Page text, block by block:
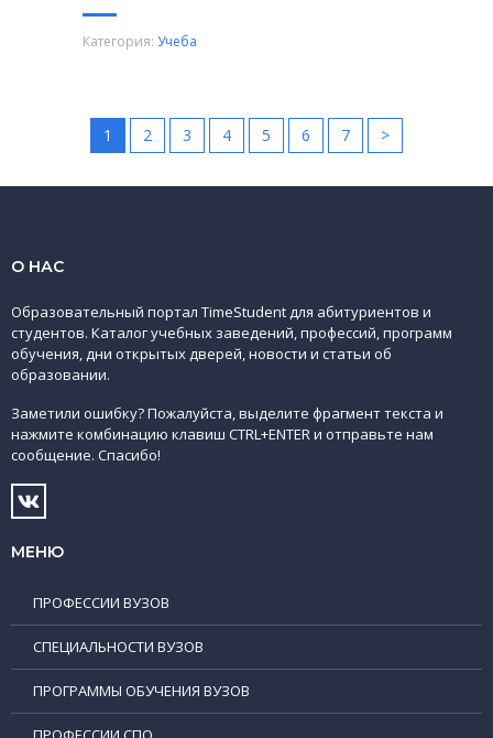
Категория: Учеба
1 2 3 4 5 6 7 >
О НАС
Образовательный портал TimeStudent для абитуриентов и
студентов. Каталог учебных заведений, профессий, программ
обучения, дни открытых дверей, новости и статьи об
образовании.
Заметили ошибку? Пожалуйста, выделите фрагмент текста и
нажмите комбинацию клавиш CTRL+ENTER и отправьте нам
сообщение. Спасибо!
МЕНЮ
ПРОФЕССИИ ВУЗОВ
СПЕЦИАЛЬНОСТИ ВУЗОВ
ПРОГРАММЫ ОБУЧЕНИЯ ВУЗОВ